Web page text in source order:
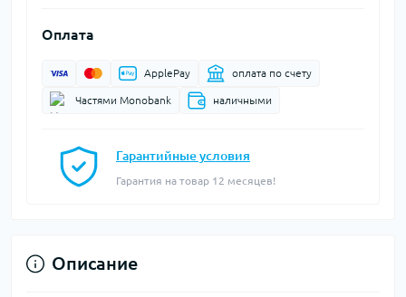
Оплата
ApplePay оплата по счету
Частями Monobank наличными
Гарантийные условия
Гарантия на товар 12 месяцев!
Описание